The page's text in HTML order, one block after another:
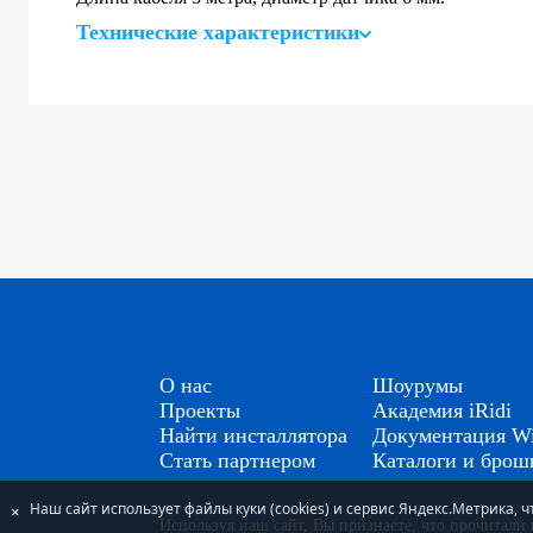
Технические характеристики
О нас
Проекты
Найти инсталлятора
Стать партнером
Шоурумы
Академия iRidi
Документация
Каталоги и
Используя наш сайт, Вы признаете, что
× Наш сайт использует файлы куки (cookies) и сервис Яндекс.Метрика,